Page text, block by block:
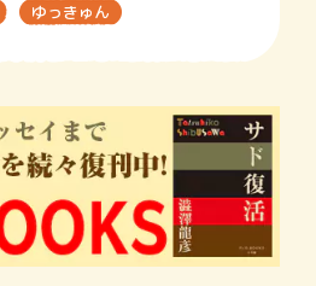
ゆっきゅん